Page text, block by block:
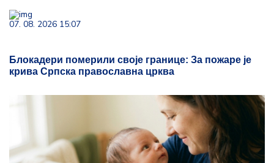
07. 08. 2026 15:07
Блокадери померили своје границе: За пожаре је
крива Српска православна црква